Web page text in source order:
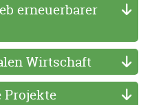
erneuerbarer
Wirtschaft
Projekte